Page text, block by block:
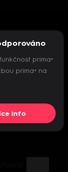
prima+
prima+ na
info